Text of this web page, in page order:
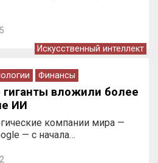
Искусственный интеллект
Финансы
гиганты вложили более
ИИ
компании мира —
— с начала…